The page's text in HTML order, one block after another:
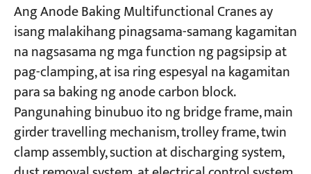
Ang Anode Baking Multifunctional Cranes ay
isang malakihang pinagsama-samang kagamitan
na nagsasama ng mga function ng pagsipsip at
pag-clamping, at isa ring espesyal na kagamitan
para sa baking ng anode carbon block.
Pangunahing binubuo ito ng bridge frame, main
girder travelling mechanism, trolley frame, twin
clamp assembly, suction at discharging system,